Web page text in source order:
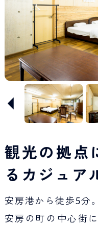
観光の拠点
るカジュア
安房港から徒歩5分。
安房の町の中心街